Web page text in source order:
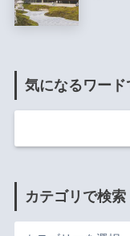
気になるワード
カテゴリで検索